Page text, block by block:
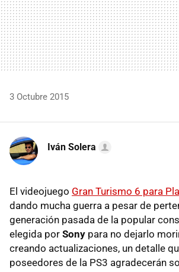
3 Octubre 2015
Iván Solera
El videojuego Gran Turismo 6 para
dando mucha guerra a pesar de
generación pasada de la popular
elegida por Sony para no dejarlo
creando actualizaciones, un detalle
poseedores de la PS3 agradecerán